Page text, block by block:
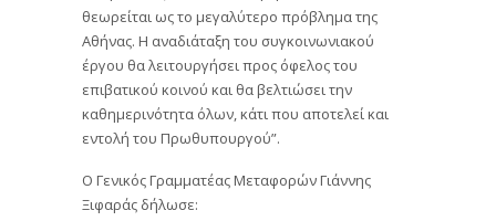
θεωρείται ως το μεγαλύτερο πρόβλημα της
Αθήνας. Η αναδιάταξη του συγκοινωνιακού
έργου θα λειτουργήσει προς όφελος του
επιβατικού κοινού και θα βελτιώσει την
καθημερινότητα όλων, κάτι που αποτελεί και
εντολή του Πρωθυπουργού”.
Ο Γενικός Γραμματέας Μεταφορών Γιάννης
Ξιφαράς δήλωσε: